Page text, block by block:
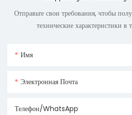
Отправьте свои требования, чтобы
технические характеристики в
Имя
Электронная Почта
Телефон/WhatsApp